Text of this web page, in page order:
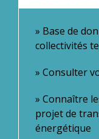
Base de
collectivités
Consulter
Connaître
projet de
énergétique